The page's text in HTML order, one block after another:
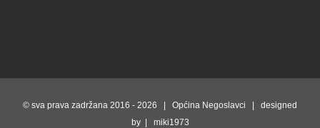
© sva prava zadržana 2016 - 2026 | Općina Negoslavci | designed
by | miki1973